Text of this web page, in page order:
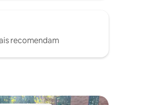
recomendam